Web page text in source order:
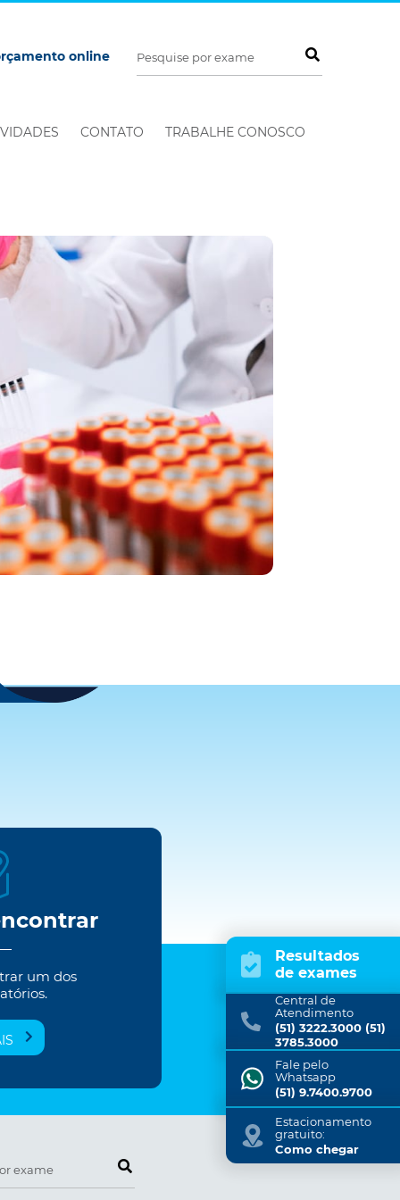
online
CONTATO TRABALHE CONOSCO
um dos
Pesquise por exame
Resultados
de exames
Central de
Atendimento
(51) 3222.3000 (51)
3785.3000
Fale pelo
Whatsapp
(51) 9.7400.9700
Estacionamento
gratuito:
Como chegar